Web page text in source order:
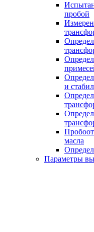
пробой
и
масла
Параметры